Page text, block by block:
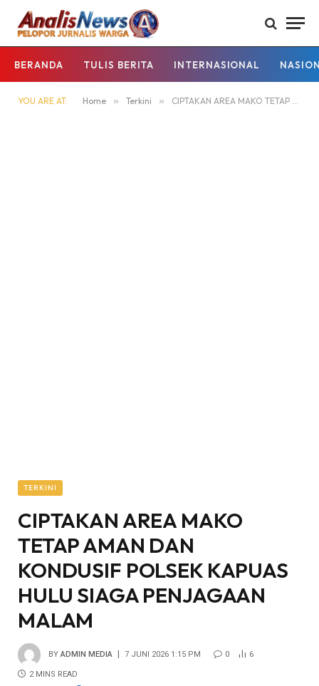
BERANDA TULIS BERITA INTERNASIONAL
YOU ARE AT: Home » Terkini » CIPTAKAN AREA MAKO TETAP AMAN DAN KONDUSIF POLSEK KAPUAS HULU SIAGA PENJAGAAN MALAM
TERKINI
CIPTAKAN AREA MAKO
TETAP AMAN DAN
KONDUSIF POLSEK KAPUAS
HULU SIAGA PENJAGAAN
MALAM
BY ADMIN MEDIA 7 JUNI 2026 1:15 PM 0 6
2 MINS READ